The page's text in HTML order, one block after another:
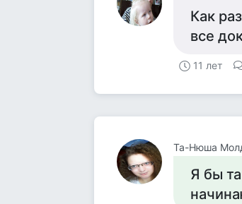
Как
все
11 лет
Та-Нюша
Я бы